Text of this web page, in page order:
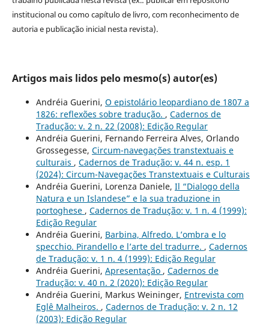
institucional ou como capítulo de livro, com reconhecimento de
autoria e publicação inicial nesta revista).
Artigos mais lidos pelo mesmo(s) autor(es)
Andréia Guerini, O epistolário leopardiano de 1807 a
1826: reflexões sobre tradução. , Cadernos de
Tradução: v. 2 n. 22 (2008): Edição Regular
Andréia Guerini, Fernando Ferreira Alves, Orlando
Grossegesse, Circum-navegações transtextuais e
culturais , Cadernos de Tradução: v. 44 n. esp. 1
(2024): Circum-Navegações Transtextuais e Culturais
Andréia Guerini, Lorenza Daniele, Il “Dialogo della
Natura e un Islandese” e la sua traduzione in
portoghese , Cadernos de Tradução: v. 1 n. 4 (1999):
Edição Regular
Andréia Guerini, Barbina, Alfredo. L’ombra e lo
specchio. Pirandello e l’arte del tradurre. , Cadernos
de Tradução: v. 1 n. 4 (1999): Edição Regular
Andréia Guerini, Apresentação , Cadernos de
Tradução: v. 40 n. 2 (2020): Edição Regular
Andréia Guerini, Markus Weininger, Entrevista com
Eglê Malheiros. , Cadernos de Tradução: v. 2 n. 12
(2003): Edição Regular